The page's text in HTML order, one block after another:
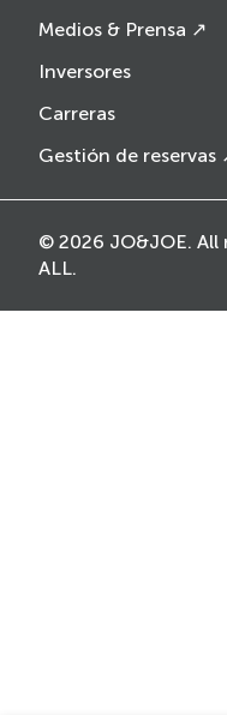
Medios & Prensa ↗
Inversores
Carreras
Gestión de reservas
© 2026 JO&JOE. All
ALL.